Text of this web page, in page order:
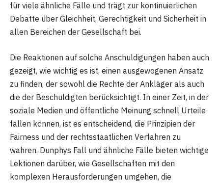
für viele ähnliche Fälle und trägt zur kontinuierlichen
Debatte über Gleichheit, Gerechtigkeit und Sicherheit in
allen Bereichen der Gesellschaft bei.
Die Reaktionen auf solche Anschuldigungen haben auch
gezeigt, wie wichtig es ist, einen ausgewogenen Ansatz
zu finden, der sowohl die Rechte der Ankläger als auch
die der Beschuldigten berücksichtigt. In einer Zeit, in der
soziale Medien und öffentliche Meinung schnell Urteile
fällen können, ist es entscheidend, die Prinzipien der
Fairness und der rechtsstaatlichen Verfahren zu
wahren. Dunphys Fall und ähnliche Fälle bieten wichtige
Lektionen darüber, wie Gesellschaften mit den
komplexen Herausforderungen umgehen, die